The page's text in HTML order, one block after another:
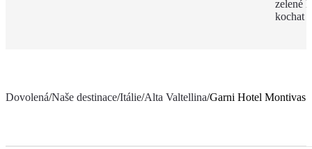
zelené
kochat
Dovolená/Naše destinace/Itálie/Alta Valtellina/Garni Hotel Montivas